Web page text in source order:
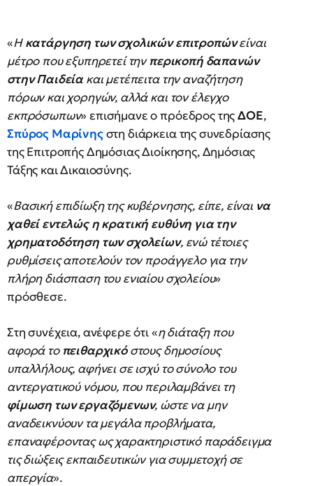
«Ηκατάργηση των σχολικών επιτροπώνείναι
μέτρο που εξυπηρετεί τηνπερικοπή δαπανών
στην Παιδείακαι μετέπειτα την αναζήτηση
πόρων και χορηγών, αλλά και τον έλεγχο
εκπρόσωπων» επισήμανε ο πρόεδρος τηςΔΟΕ,
Σπύρος Μαρίνηςστη διάρκεια της συνεδρίασης
της Επιτροπής Δημόσιας Διοίκησης, Δημόσιας
Τάξης και Δικαιοσύνης.
«Βασική επιδίωξη της κυβέρνησης, είπε, είναι να
χαθεί εντελώς η κρατική ευθύνη για την
χρηματοδότηση των σχολείων, ενώ τέτοιες
ρυθμίσεις αποτελούν τον προάγγελο για την
πλήρη διάσπαση του ενιαίου σχολείου»
πρόσθεσε.
Στη συνέχεια, ανέφερε ότι «η διάταξη που
αφορά το πειθαρχικόστους δημοσίους
υπαλλήλους, αφήνει σε ισχύ το σύνολο του
αντεργατικού νόμου, που περιλαμβάνει τη
φίμωση των εργαζόμενων, ώστε να μην
αναδεικνύουν τα μεγάλα προβλήματα,
επαναφέροντας ως χαρακτηριστικό παράδειγμα
τις διώξεις εκπαιδευτικών για συμμετοχή σε
απεργία».